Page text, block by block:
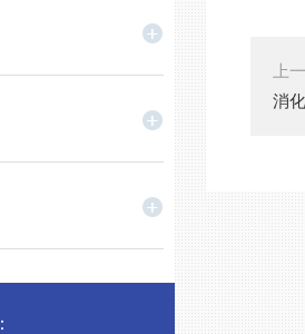
上
消